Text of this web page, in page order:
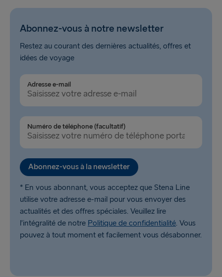
Abonnez-vous à notre newsletter
Restez au courant des dernières actualités, offres et
idées de voyage
Adresse e-mail
Numéro de téléphone (facultatif)
Abonnez-vous à la newsletter
* En vous abonnant, vous acceptez que Stena Line
utilise votre adresse e-mail pour vous envoyer des
actualités et des offres spéciales. Veuillez lire
l’intégralité de notre Politique de confidentialité. Vous
pouvez à tout moment et facilement vous désabonner.